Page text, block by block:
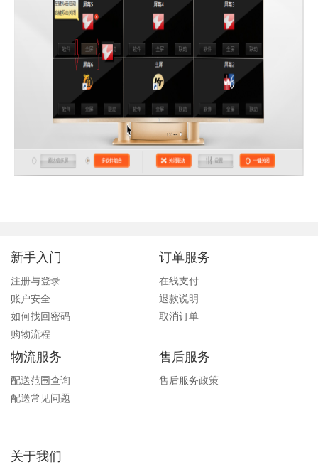
新手入门
注册与登录
账户安全
如何找回密码
购物流程
订单服务
在线支付
退款说明
取消订单
物流服务
配送范围查询
配送常见问题
售后服务
售后服务政策
关于我们